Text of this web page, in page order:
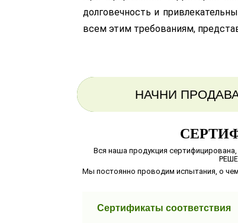
долговечность и
всем этим требованиям,
НАЧНИ
Вся наша продукция
Мы постоянно проводим испытания, о
Сертификаты соответствия